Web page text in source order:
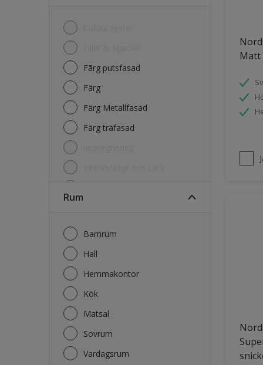
Fãrg putsfasad
Färg
Färg Metallfasad
Färg träfasad
Rum
Barnrum
Hall
Hemmakontor
Kök
Matsal
Sovrum
Vardagsrum
Matt